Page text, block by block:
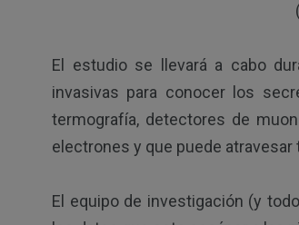
(Derechos de
El estudio se llevará a cabo
invasivas para conocer los
termografía, detectores de
electrones y que puede
El equipo de investigación (y